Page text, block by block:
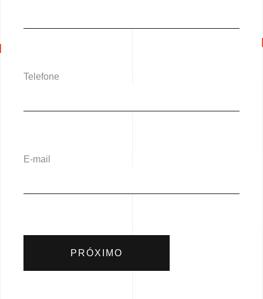
Telefone
E-mail
PRÓXIMO